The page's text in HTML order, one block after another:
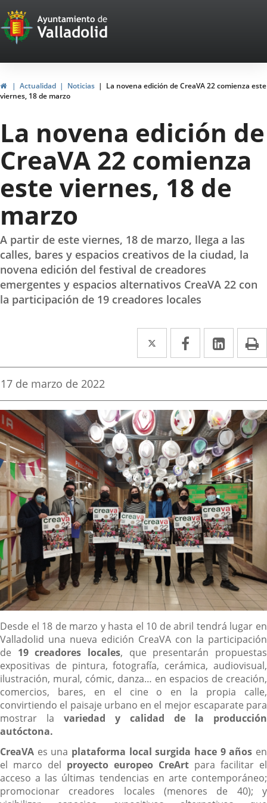
Portal
Web
del
Ayuntamiento
de
Valladolid
InicioActualidad Noticias
La novena edición de CreaVA 22 comienza este
viernes, 18 de marzo
La novena edición de
CreaVA 22 comienza
este viernes, 18 de
marzo
A partir de este viernes, 18 de marzo, llega a las
calles, bares y espacios creativos de la ciudad, la
novena edición del festival de creadores
emergentes y espacios alternativos CreaVA 22 con
la participación de 19 creadores locales
Twitter
Enlace
a
aplicación
externa.
Facebook
Enlace
a
aplicación
externa.
Enlace
a
Fecha
la
noticia
17 de marzo de 2022
Descripción
Desde el 18 de marzo y hasta el 10 de abril tendrá lugar en
Valladolid una nueva edición CreaVA con la participación
de 19 creadores locales, que presentarán propuestas
expositivas de pintura, fotografía, cerámica, audiovisual,
ilustración, mural, cómic, danza… en espacios de creación,
comercios, bares, en el cine o en la propia calle,
convirtiendo el paisaje urbano en el mejor escaparate para
mostrar la variedad y calidad de la producción
autóctona.
CreaVA es una plataforma local surgida hace 9 años en
el marco del proyecto europeo CreArt para facilitar el
acceso a las últimas tendencias en arte contemporáneo;
promocionar creadores locales (menores de 40); y